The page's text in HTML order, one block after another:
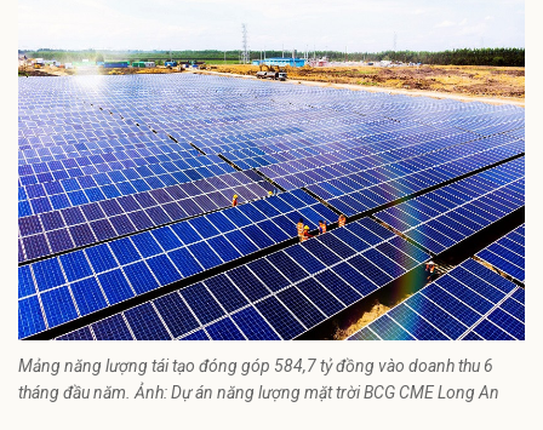
Mảng năng lượng tái tạo đóng góp 584,7 tỷ đồng vào doanh thu 6
tháng đầu năm. Ảnh: Dự án năng lượng mặt trời BCG CME Long An